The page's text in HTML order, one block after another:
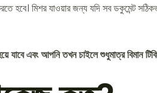
হবে। মিশর যাওয়ার জন্য যদি সব ডকুমেন্ট
যাবে এবং আপনি তখন চাইলে শুধুমাত্র বিমান